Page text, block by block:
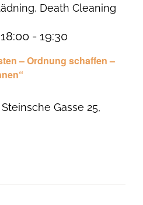
– Ordnung schaffen –
- 19:30
Steinsche Gasse 25,